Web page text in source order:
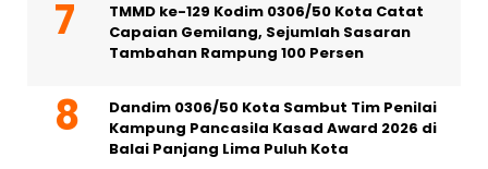
TMMD ke-129 Kodim 0306/50 Kota Catat
Capaian Gemilang, Sejumlah Sasaran
Tambahan Rampung 100 Persen
Dandim 0306/50 Kota Sambut Tim Penilai
Kampung Pancasila Kasad Award 2026 di
Balai Panjang Lima Puluh Kota